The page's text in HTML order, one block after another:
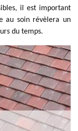
il est important
au soin révèlera un
du temps.